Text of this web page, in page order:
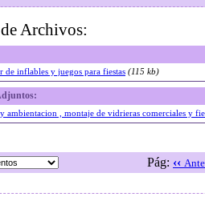
Archivos:
de inflables y juegos para fiestas (115 kb)
ambientacion , montaje de vidrieras comerciales y
Pág: ‹‹